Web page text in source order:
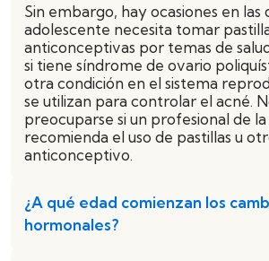
Sin embargo, hay ocasiones en las
adolescente necesita tomar
anticonceptivas por temas de
si tiene síndrome de ovario
otra condición en el sistema
se utilizan para controlar el acné.
preocuparse si un profesional de la
recomienda el uso de pastillas u
anticonceptivo.
¿A qué edad comienzan los
hormonales?